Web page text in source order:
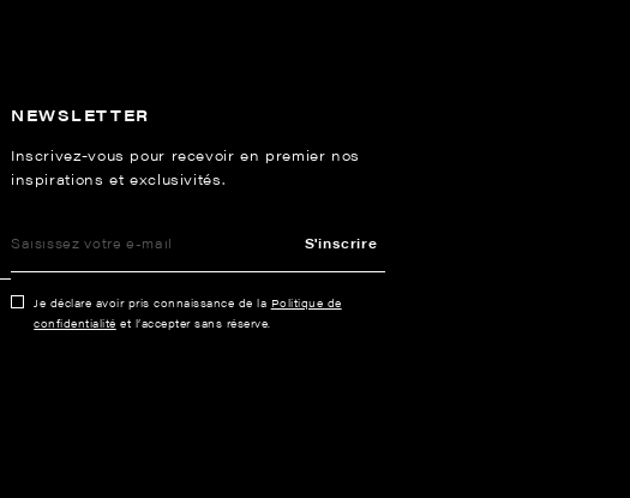
NEWSLETTER
Inscrivez-vous pour recevoir en premier nos
inspirations et exclusivités.
S'inscrire
Je déclare avoir pris connaissance de la Politique de
confidentialité et l’accepter sans réserve.